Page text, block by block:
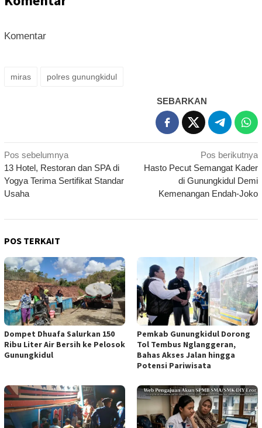
Komentar
miras polres gunungkidul
SEBARKAN
Navigasi
pos
Pos sebelumnya
13 Hotel, Restoran dan SPA di
Yogya Terima Sertifikat Standar
Usaha
Pos berikutnya
Hasto Pecut Semangat Kader
di Gunungkidul Demi
Kemenangan Endah-Joko
POS TERKAIT
Dompet Dhuafa Salurkan 150
Ribu Liter Air Bersih ke Pelosok
Gunungkidul
Pemkab Gunungkidul Dorong
Tol Tembus Nglanggeran,
Bahas Akses Jalan hingga
Potensi Pariwisata